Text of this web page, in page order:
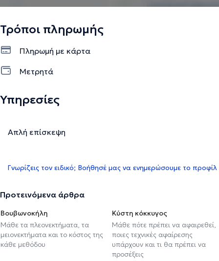
Τρόποι πληρωμής
Πληρωμή με κάρτα
Μετρητά
Υπηρεσίες
Απλή επίσκεψη
Γνωρίζεις τον ειδικό; Βοήθησέ μας να ενημερώσουμε το προφίλ
Προτεινόμενα άρθρα
Βουβωνοκήλη
Μάθε τα πλεονεκτήματα, τα
μειονεκτήματα και το κόστος της
κάθε μεθόδου
Κύστη κόκκυγος
Μάθε πότε πρέπει να αφαιρεθεί,
ποιες τεχνικές αφαίρεσης
υπάρχουν και τι θα πρέπει να
προσέξεις